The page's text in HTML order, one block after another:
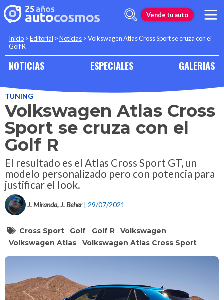
Vende tu auto
Inicio >Editorial >Noticias >Volkswagen Atlas Cross Sport se cruza con el
Golf R
NOTICIAS ESPECIALES GALERIAS
TUNING
Volkswagen Atlas Cross
Sport se cruza con el
Golf R
El resultado es el Atlas Cross Sport GT, un
modelo personalizado pero con potencia para
justificar el look.
J. Miranda, J. Beher | 29/07/2021
Cross Sport Golf Golf R
Volkswagen
Volkswagen Atlas
Volkswagen Atlas Cross Sport